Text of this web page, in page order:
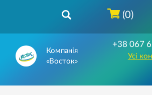
Компанія
«Восток»
+38 067
Усі
(0)